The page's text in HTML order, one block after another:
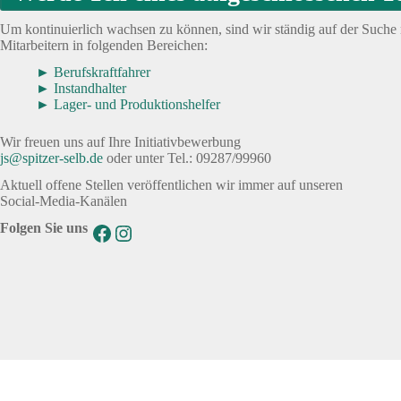
Um kontinuierlich wachsen zu können, sind wir ständig auf der Suche
Mitarbeitern in folgenden Bereichen:
Berufskraftfahrer
Instandhalter
Lager- und Produktionshelfer
Wir freuen uns auf Ihre Initiativbewerbung
js@spitzer-selb.de oder unter Tel.: 09287/99960
Aktuell offene Stellen veröffentlichen wir immer auf unseren
Social-Media-Kanälen
Folgen Sie uns Facebook Instagram